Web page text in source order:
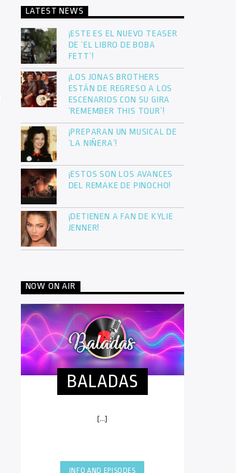
LATEST NEWS
¡ESTE ES EL NUEVO TEASER
DE ‘EL LIBRO DE BOBA
FETT’!
¡LOS JONAS BROTHERS
ESTÁN DE REGRESO A LOS
ESCENARIOS CON SU GIRA
‘REMEMBER THIS TOUR’!
¡PREPARAN UN MUSICAL DE
‘LA NIÑERA’!
¡ESTOS SON LOS AVANCES
DEL REMAKE DE PINOCHO!
¡DETIENEN A FAN DE KYLIE
JENNER!
NOW ON AIR
BALADAS
[...]
INFO AND EPISODES